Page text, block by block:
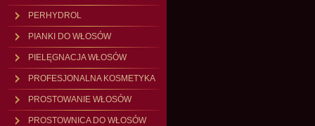
PERHYDROL
PIANKI DO WŁOSÓW
PIELĘGNACJA WŁOSÓW
PROFESJONALNA KOSMETYKA
PROSTOWANIE WŁOSÓW
PROSTOWNICA DO WŁOSÓW